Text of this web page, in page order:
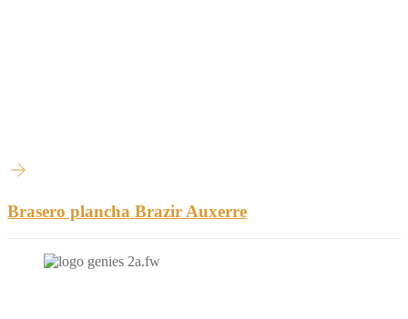
Brasero plancha Brazir Auxerre